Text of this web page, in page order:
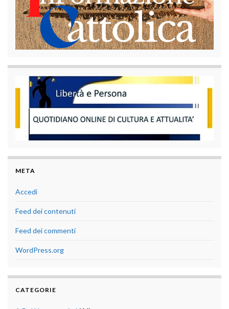
META
Accedi
Feed dei contenuti
Feed dei commenti
WordPress.org
CATEGORIE